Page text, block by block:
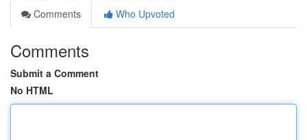
Comments
Who Upvoted
Comments
Submit a Comment
No HTML